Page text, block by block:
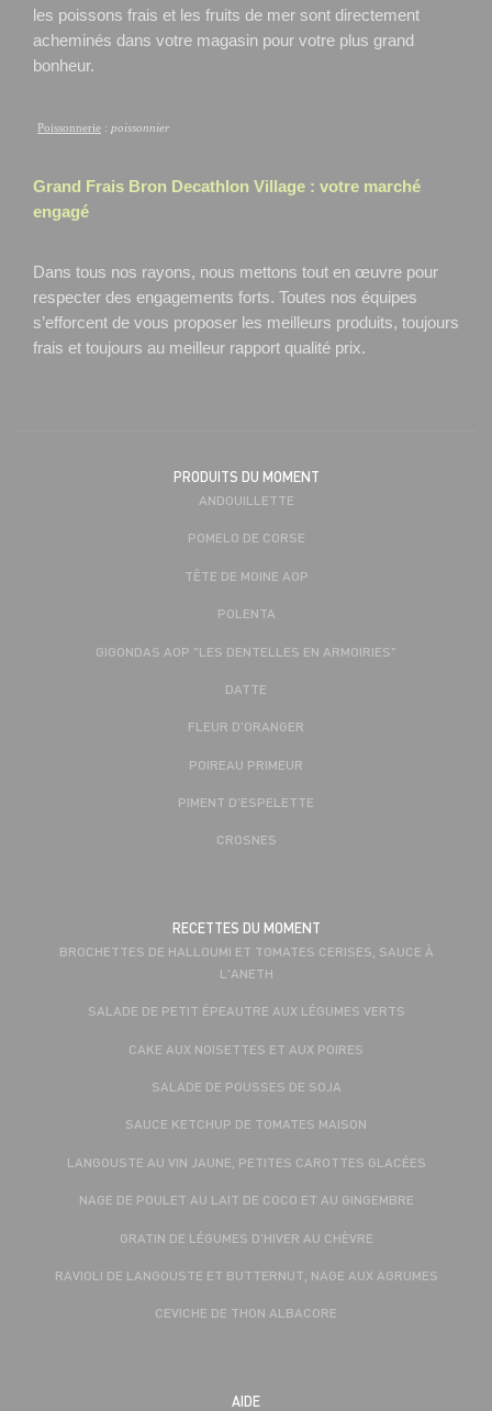
les poissons frais et les fruits de mer sont directement
acheminés dans votre magasin pour votre plus grand
bonheur.
Poissonnerie : poissonnier
Grand Frais Bron Decathlon Village : votre marché
engagé
Dans tous nos rayons, nous mettons tout en œuvre pour
respecter des engagements forts. Toutes nos équipes
s’efforcent de vous proposer les meilleurs produits, toujours
frais et toujours au meilleur rapport qualité prix.
PRODUITS DU MOMENT
ANDOUILLETTE
POMELO DE CORSE
TÊTE DE MOINE AOP
POLENTA
GIGONDAS AOP "LES DENTELLES EN ARMOIRIES"
DATTE
FLEUR D'ORANGER
POIREAU PRIMEUR
PIMENT D'ESPELETTE
CROSNES
RECETTES DU MOMENT
BROCHETTES DE HALLOUMI ET TOMATES CERISES, SAUCE À
L'ANETH
SALADE DE PETIT ÉPEAUTRE AUX LÉGUMES VERTS
CAKE AUX NOISETTES ET AUX POIRES
SALADE DE POUSSES DE SOJA
SAUCE KETCHUP DE TOMATES MAISON
LANGOUSTE AU VIN JAUNE, PETITES CAROTTES GLACÉES
NAGE DE POULET AU LAIT DE COCO ET AU GINGEMBRE
GRATIN DE LÉGUMES D’HIVER AU CHÈVRE
RAVIOLI DE LANGOUSTE ET BUTTERNUT, NAGE AUX AGRUMES
CEVICHE DE THON ALBACORE
AIDE